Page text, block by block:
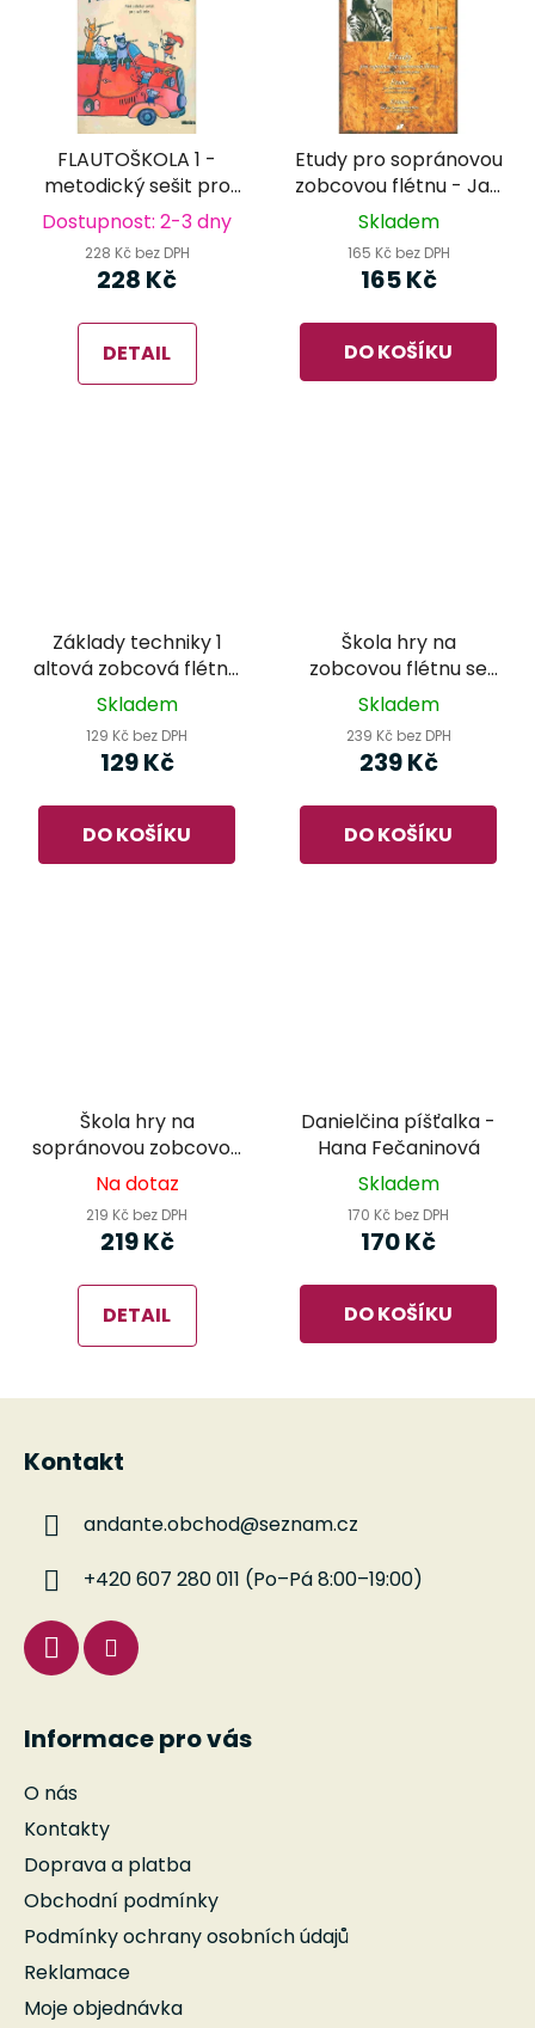
FLAUTOŠKOLA 1 -
metodický sešit pro
učitele
Dostupnost: 2-3 dny
228 Kč bez DPH
228 Kč
DETAIL
Etudy pro sopránovou
zobcovou flétnu - Jan
Olejník
Skladem
165 Kč bez DPH
165 Kč
DO KOŠÍKU
Základy techniky 1
altová zobcová flétna
- Ladislav Daniel
Skladem
129 Kč bez DPH
129 Kč
DO KOŠÍKU
Škola hry na
zobcovou flétnu se
skřítkem Toníkem
Wimberger Devátá
Skladem
239 Kč bez DPH
239 Kč
DO KOŠÍKU
Škola hry na
sopránovou zobcovou
flétnu 2. díl - LadislavNa dotaz
219 Kč bez DPH
219 Kč
DETAIL
Danielčina píšťalka -
Hana Fečaninová
Skladem
170 Kč bez DPH
170 Kč
DO KOŠÍKU
Z
Kontakt
andante.obchod@seznam.cz
+420 607 280 011 (Po–Pá 8:00–19:00)
Informace pro vás
O nás
Kontakty
Doprava a platba
Obchodní podmínky
Podmínky ochrany osobních údajů
Reklamace
Moje objednávka